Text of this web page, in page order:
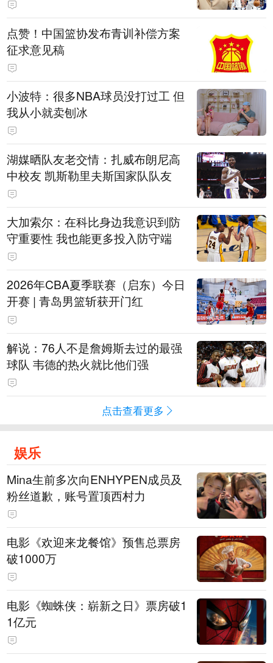
点赞！中国篮协发布青训补偿方案
征求意见稿
小波特：很多NBA球员没打过工 但
我从小就卖刨冰
湖媒晒队友老交情：扎威布朗尼高
中校友 凯斯勒里夫斯国家队队友
大加索尔：在科比身边我意识到防
守重要性 我也能更多投入防守端
2026年CBA夏季联赛（启东）今日
开赛 | 青岛男篮斩获开门红
解说：76人不是詹姆斯去过的最强
球队 韦德的热火就比他们强
点击查看更多
娱乐
Mina生前多次向ENHYPEN成员及
粉丝道歉，账号置顶西村力
电影《欢迎来龙餐馆》预售总票房
破1000万
电影《蜘蛛侠：崭新之日》票房破1
1亿元